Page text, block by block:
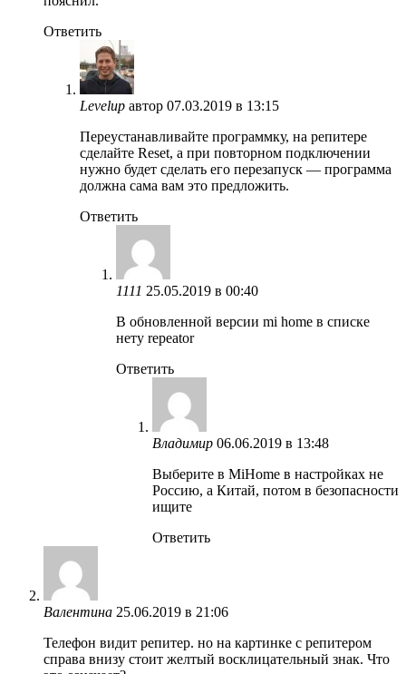
Ответить
Levelup автор 07.03.2019 в 13:15
Переустанавливайте программку, на репитере
сделайте Reset, а при повторном подключении
нужно будет сделать его перезапуск — программа
должна сама вам это предложить.
Ответить
1111 25.05.2019 в 00:40
В обновленной версии mi home в списке
нету repeator
Ответить
Владимир 06.06.2019 в 13:48
Выберите в MiHome в настройках не
Россию, а Китай, потом в безопасности
ищите
Ответить
Валентина 25.06.2019 в 21:06
Телефон видит репитер. но на картинке с репитером
справа внизу стоит желтый восклицательный знак. Что